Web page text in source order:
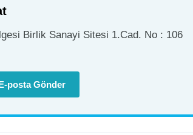
Birlik Sanayi Sitesi 1.Cad. No : 106
posta Gönder